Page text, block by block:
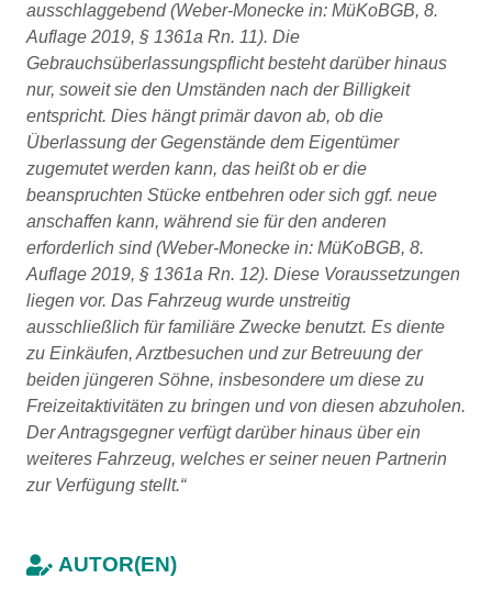
ausschlaggebend (Weber-Monecke in: MüKoBGB, 8.
Auflage 2019, § 1361a Rn. 11). Die
Gebrauchsüberlassungspflicht besteht darüber hinaus
nur, soweit sie den Umständen nach der Billigkeit
entspricht. Dies hängt primär davon ab, ob die
Überlassung der Gegenstände dem Eigentümer
zugemutet werden kann, das heißt ob er die
beanspruchten Stücke entbehren oder sich ggf. neue
anschaffen kann, während sie für den anderen
erforderlich sind (Weber-Monecke in: MüKoBGB, 8.
Auflage 2019, § 1361a Rn. 12). Diese Voraussetzungen
liegen vor. Das Fahrzeug wurde unstreitig
ausschließlich für familiäre Zwecke benutzt. Es diente
zu Einkäufen, Arztbesuchen und zur Betreuung der
beiden jüngeren Söhne, insbesondere um diese zu
Freizeitaktivitäten zu bringen und von diesen abzuholen.
Der Antragsgegner verfügt darüber hinaus über ein
weiteres Fahrzeug, welches er seiner neuen Partnerin
zur Verfügung stellt.“
AUTOR(EN)